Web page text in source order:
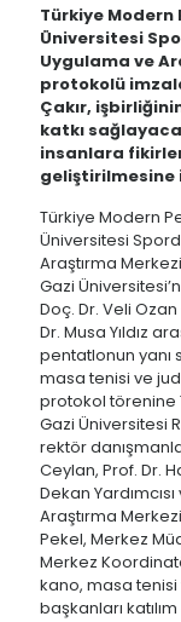
Türkiye
Üniversitesi
Uygulama ve
protokolü
Çakır,
katkı
insanlara
geliştirilmesine
Türkiye Modern
Üniversitesi
Araştırma
Gazi
Doç. Dr. Veli
Dr. Musa Yıldız
pentatlonun yanı
masa tenisi ve
protokol törenine
Gazi Üniversitesi
rektör
Ceylan, Prof. Dr.
Dekan
Araştırma
Pekel, Merkez
Merkez
kano, masa tenisi
başkanları